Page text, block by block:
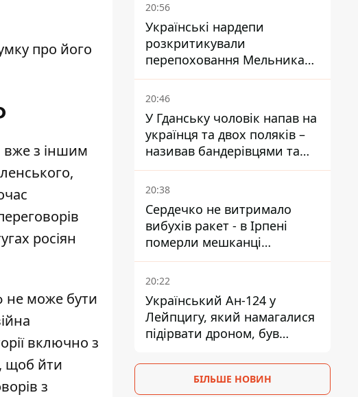
про його
вже з іншим
росіян
не може бути
включно з
щоб йти
з
20:56
Українські нардепи
розкритикували
перепоховання Мельника
через ризик дипломатичної
ізоляції
20:46
У Гданську чоловік напав на
українця та двох поляків –
називав бандерівцями та
поводився агресивно
20:38
Сердечко не витримало
вибухів ракет - в Ірпені
померли мешканці
притулку для собак з
інвалідністю
20:22
Український Ан-124 у
Лейпцигу, який намагалися
підірвати дроном, був
боєприпасами
БІЛЬШЕ НОВИН